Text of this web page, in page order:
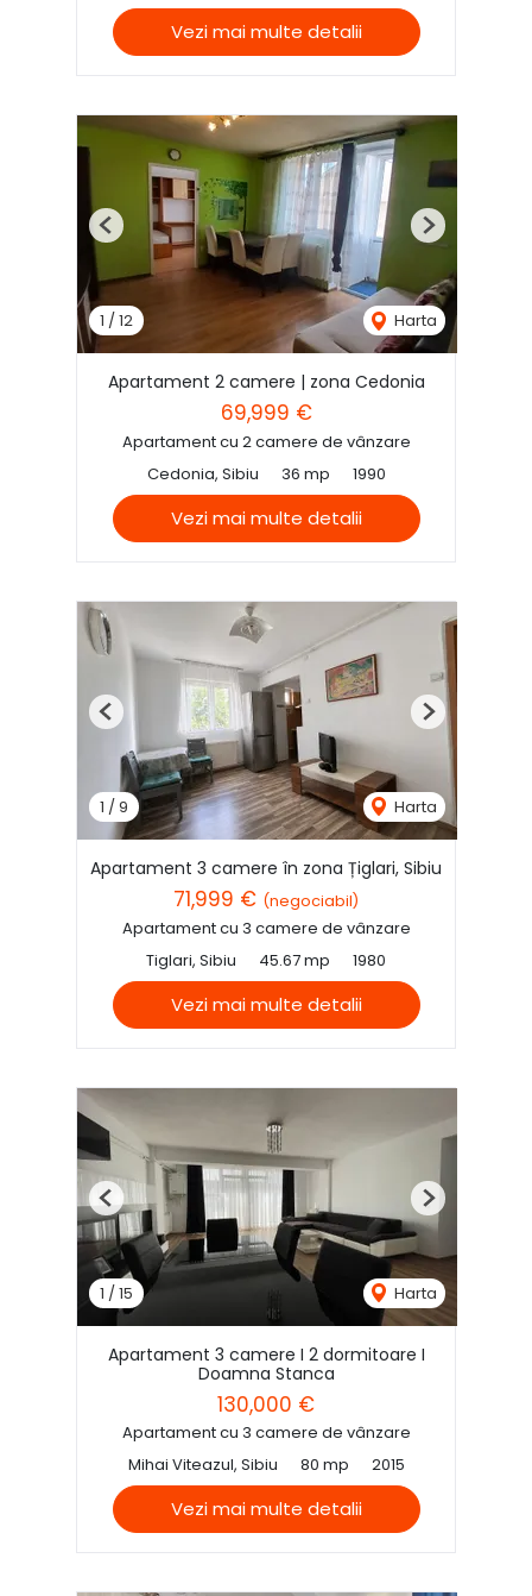
Vezi mai multe detalii
1 /12 Harta
Previous Next
Apartament 2 camere | zona Cedonia
69,999 €
Apartament cu 2 camere de vânzare
Cedonia, Sibiu
36 mp 1990
Vezi mai multe detalii
1 /9 Harta
Previous Next
Apartament 3 camere în zona Țiglari, Sibiu
71,999 € (negociabil)
Apartament cu 3 camere de vânzare
Tiglari, Sibiu
45.67 mp 1980
Vezi mai multe detalii
1 /15 Harta
Previous Next
Apartament 3 camere I 2 dormitoare I
Doamna Stanca
130,000 €
Apartament cu 3 camere de vânzare
Mihai Viteazul, Sibiu
80 mp 2015
Vezi mai multe detalii